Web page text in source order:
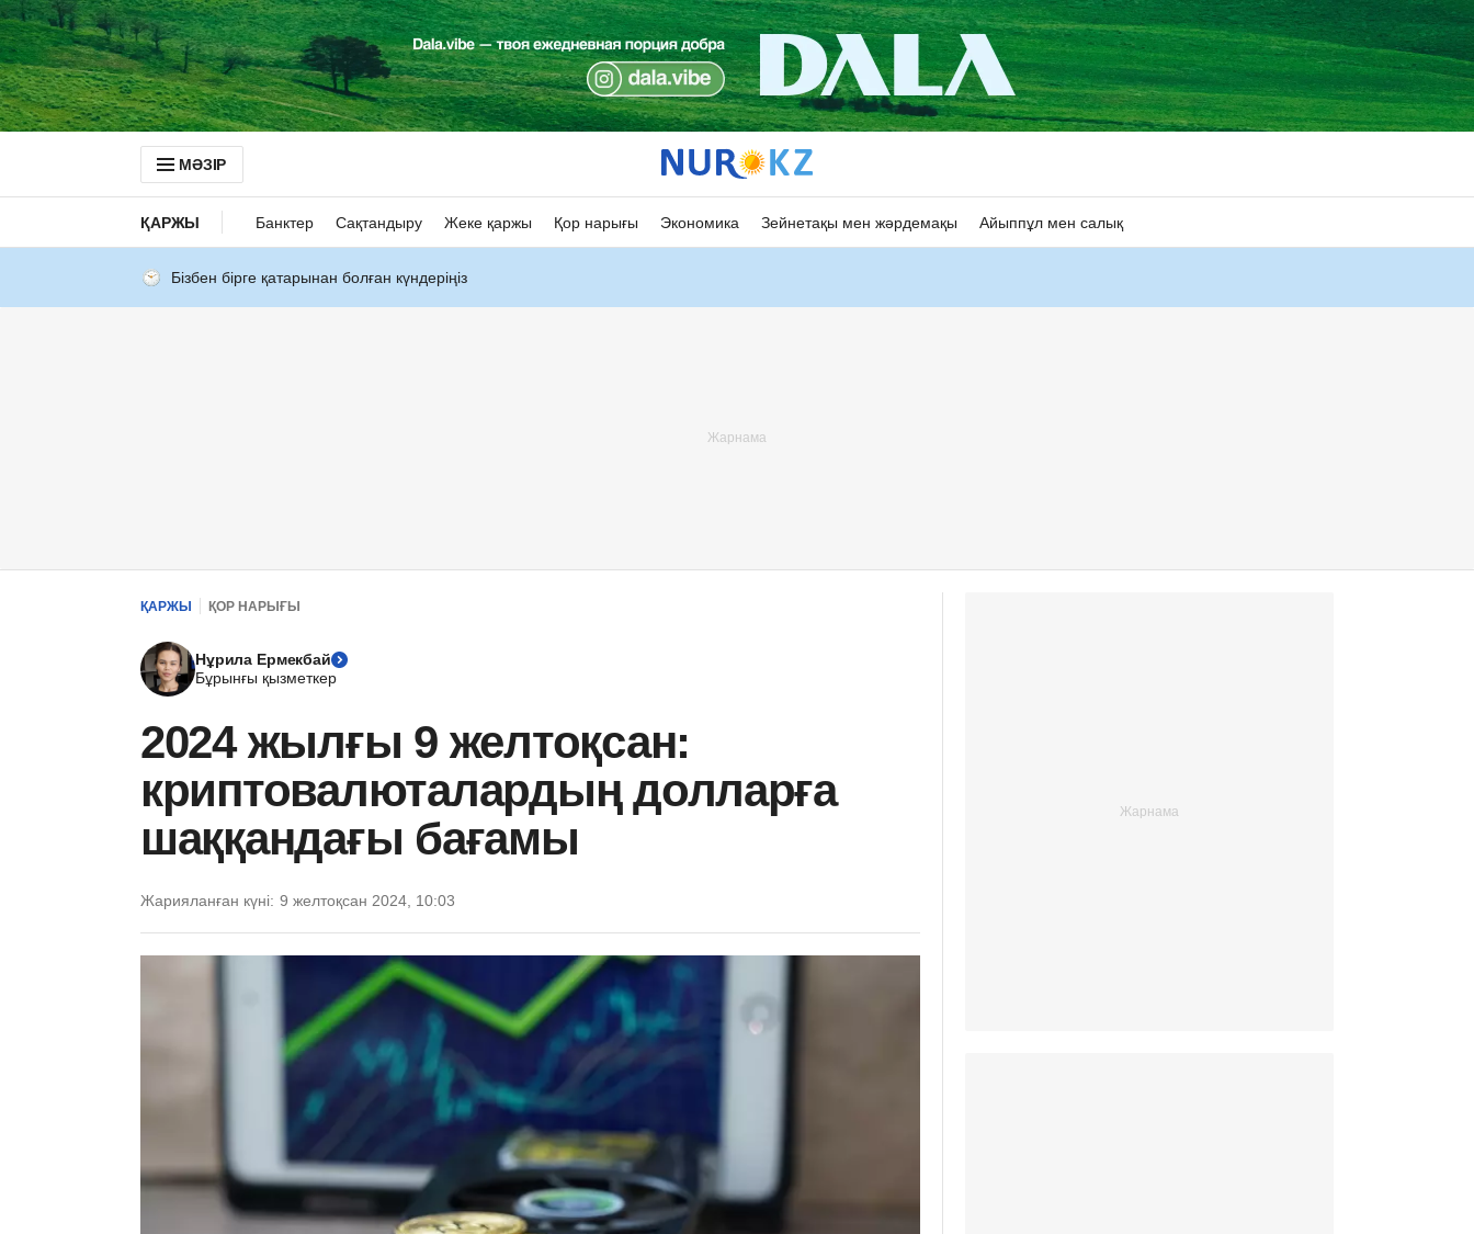
МӘЗІР
ҚАРЖЫ Банктер Сақтандыру Жеке қаржы Қор нарығы Экономика Зейнетақы мен жәрдемақы Айыппұл мен салық
Бізбен бірге қатарынан болған күндеріңіз
ҚАРЖЫ ҚОР НАРЫҒЫ
Нұрила Ермекбай
Бұрынғы қызметкер
2024 жылғы 9 желтоқсан:
криптовалюталардың долларға
шаққандағы бағамы
Жарияланған күні: 9 желтоқсан 2024, 10:03